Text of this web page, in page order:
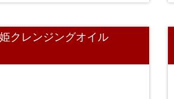
姫クレンジングオイル